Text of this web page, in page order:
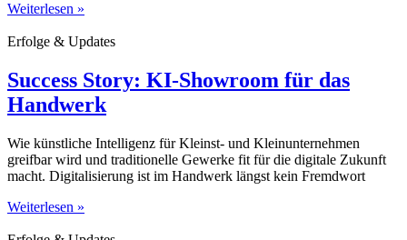
Weiterlesen »
Erfolge & Updates
Success Story: KI-Showroom für das
Handwerk
Wie künstliche Intelligenz für Kleinst- und Kleinunternehmen
greifbar wird und traditionelle Gewerke fit für die digitale Zukunft
macht. Digitalisierung ist im Handwerk längst kein Fremdwort
Weiterlesen »